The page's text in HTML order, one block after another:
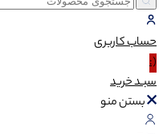
حسابکاربری
(:
سبـدخرید
بستن منو